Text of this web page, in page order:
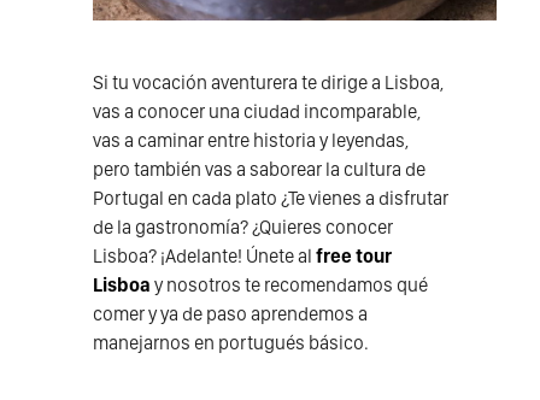
Si tu vocación aventurera te dirige a Lisboa,
vas a conocer una ciudad incomparable,
vas a caminar entre historia y leyendas,
pero también vas a saborear la cultura de
Portugal en cada plato ¿Te vienes a disfrutar
de la gastronomía? ¿Quieres conocer
Lisboa? ¡Adelante! Únete al free tour
Lisboa y nosotros te recomendamos qué
comer y ya de paso aprendemos a
manejarnos en portugués básico.